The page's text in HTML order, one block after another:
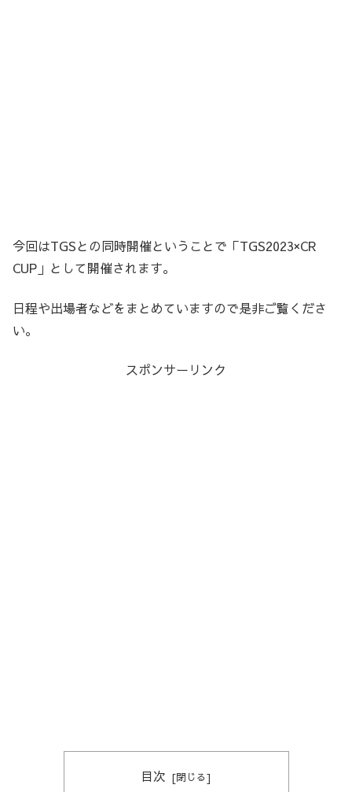
今回はTGSとの同時開催ということで「TGS2023×CR
CUP」として開催されます。
日程や出場者などをまとめていますので是非ご覧くださ
い。
スポンサーリンク
目次